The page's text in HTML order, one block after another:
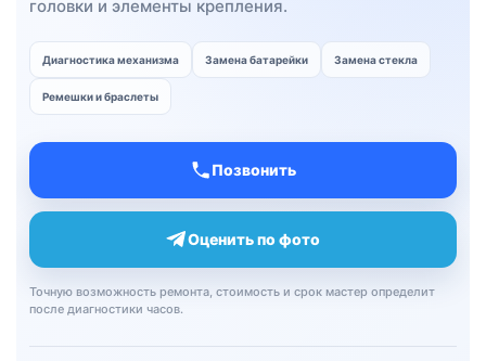
головки и элементы крепления.
Диагностика механизма Замена батарейки Замена стекла
Ремешки и браслеты
Позвонить
Оценить по фото
Точную возможность ремонта, стоимость и срок мастер определит
после диагностики часов.